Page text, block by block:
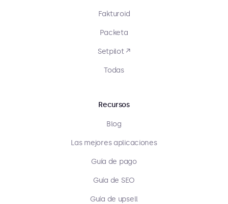
Fakturoid
Packeta
Setpilot ↗
Todas
Recursos
Blog
Las mejores aplicaciones
Guía de pago
Guía de SEO
Guía de upsell